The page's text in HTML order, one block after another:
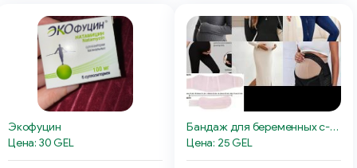
Экофуцин
Цена: 30 GEL
Бандаж для беременных с-ка
Цена: 25 GEL